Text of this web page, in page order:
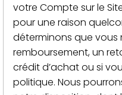
votre Compte sur le
pour une raison
déterminons que vous
remboursement, un
crédit d’achat ou si
politique. Nous